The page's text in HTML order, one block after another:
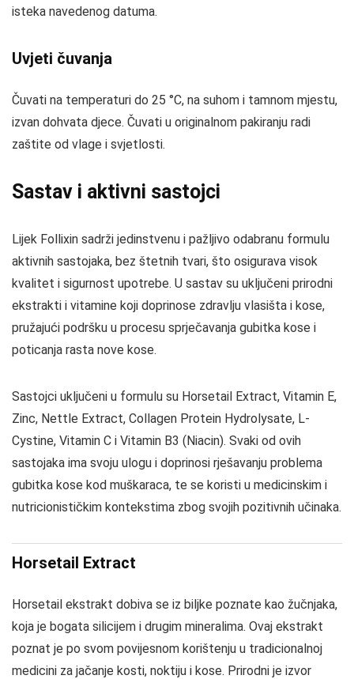
isteka navedenog datuma.
Uvjeti čuvanja
Čuvati na temperaturi do 25 °C, na suhom i tamnom mjestu,
izvan dohvata djece. Čuvati u originalnom pakiranju radi
zaštite od vlage i svjetlosti.
Sastav i aktivni sastojci
Lijek Follixin sadrži jedinstvenu i pažljivo odabranu formulu
aktivnih sastojaka, bez štetnih tvari, što osigurava visok
kvalitet i sigurnost upotrebe. U sastav su uključeni prirodni
ekstrakti i vitamine koji doprinose zdravlju vlasišta i kose,
pružajući podršku u procesu sprječavanja gubitka kose i
poticanja rasta nove kose.
Sastojci uključeni u formulu su Horsetail Extract, Vitamin E,
Zinc, Nettle Extract, Collagen Protein Hydrolysate, L-
Cystine, Vitamin C i Vitamin B3 (Niacin). Svaki od ovih
sastojaka ima svoju ulogu i doprinosi rješavanju problema
gubitka kose kod muškaraca, te se koristi u medicinskim i
nutricionističkim kontekstima zbog svojih pozitivnih učinaka.
Horsetail Extract
Horsetail ekstrakt dobiva se iz biljke poznate kao žučnjaka,
koja je bogata silicijem i drugim mineralima. Ovaj ekstrakt
poznat je po svom povijesnom korištenju u tradicionalnoj
medicini za jačanje kosti, noktiju i kose. Prirodni je izvor